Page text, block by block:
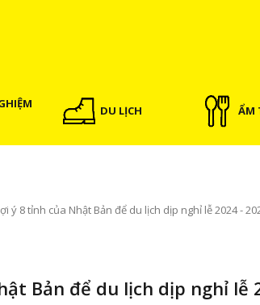
DU LỊCH ẨM
ý 8 tỉnh của Nhật Bản để du lịch dịp nghỉ lễ 2024 -
Bản để du lịch dịp nghỉ lễ